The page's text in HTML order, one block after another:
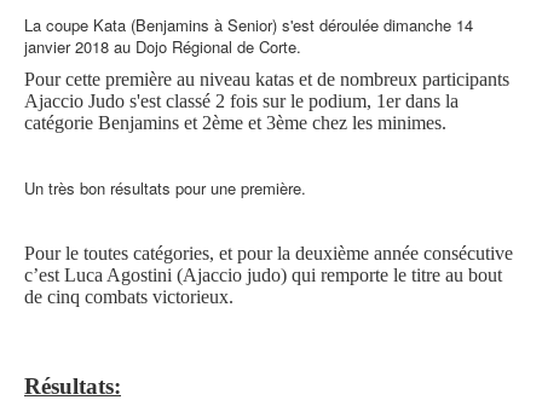
La coupe Kata (Benjamins à Senior) s'est déroulée dimanche 14
janvier 2018 au Dojo Régional de Corte.
Pour cette première au niveau katas et de nombreux participants
Ajaccio Judo s'est classé 2 fois sur le podium, 1er dans la
catégorie Benjamins et 2ème et 3ème chez les minimes.
Un très bon résultats pour une première.
Pour le toutes catégories, et pour la deuxième année consécutive
c’est Luca Agostini (Ajaccio judo) qui remporte le titre au bout
de cinq combats victorieux.
Résultats: